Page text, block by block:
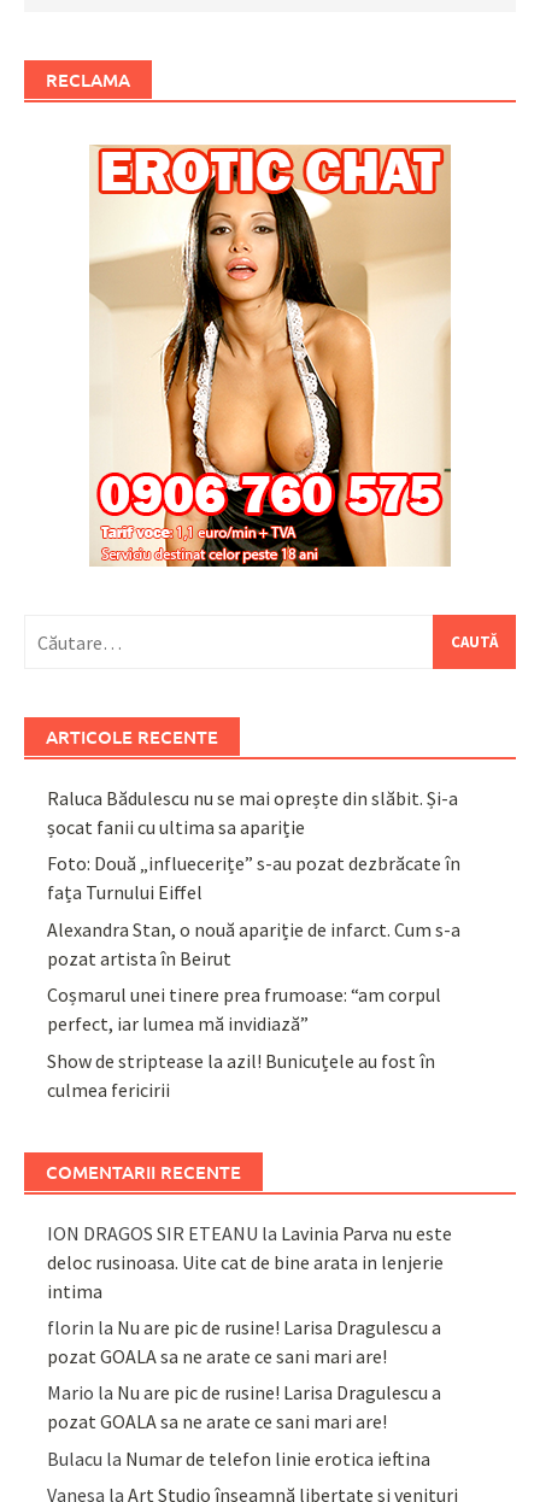
RECLAMA
după:
ARTICOLE RECENTE
Raluca Bădulescu nu se mai oprește din slăbit. Și-a
șocat fanii cu ultima sa apariție
Foto: Două „influecerițe” s-au pozat dezbrăcate în
fața Turnului Eiffel
Alexandra Stan, o nouă apariție de infarct. Cum s-a
pozat artista în Beirut
Coșmarul unei tinere prea frumoase: “am corpul
perfect, iar lumea mă invidiază”
Show de striptease la azil! Bunicuțele au fost în
culmea fericirii
COMENTARII RECENTE
ION DRAGOS SIR ETEANU la Lavinia Parva nu este
deloc rusinoasa. Uite cat de bine arata in lenjerie
intima
florin la Nu are pic de rusine! Larisa Dragulescu a
pozat GOALA sa ne arate ce sani mari are!
Mario la Nu are pic de rusine! Larisa Dragulescu a
pozat GOALA sa ne arate ce sani mari are!
Bulacu la Numar de telefon linie erotica ieftina
Vanesa laArt Studio înseamnă libertate și venituri